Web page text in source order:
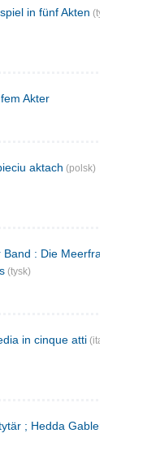
in fünf Akten (tysk)
Akter
aktach (polsk)
: Die Meerfrau ; Hedda
(tysk)
in cinque atti (italiensk)
; Hedda Gabler ;